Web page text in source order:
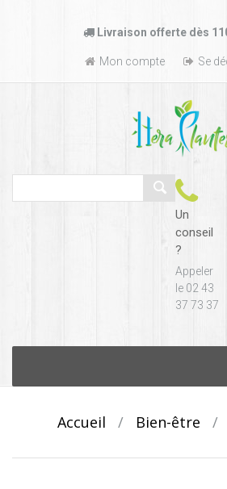
au
Livraison offerte dès
Mon compte Se
Un
conseil
?
Appeler
le 02 43
37 73 37
contenu
Accueil / Bien-être /